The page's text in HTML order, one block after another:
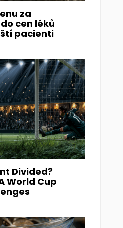
za
cen léků
pacienti
Divided?
World Cup